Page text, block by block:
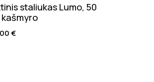
staliukas Lumo, 50
kašmyro
€